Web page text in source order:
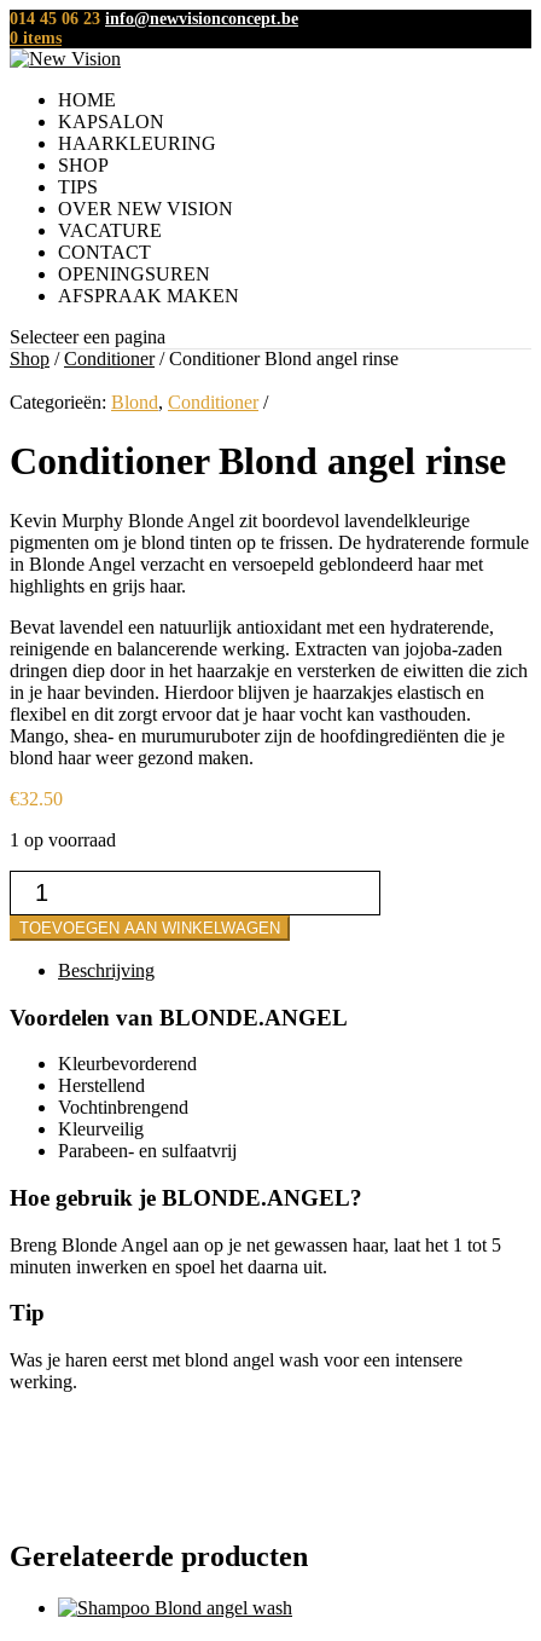
014 45 06 23 eb.tpecnocnoisivwen@ofni
0 items
HOME
KAPSALON
HAARKLEURING
SHOP
TIPS
OVER NEW VISION
VACATURE
CONTACT
OPENINGSUREN
AFSPRAAK MAKEN
Selecteer een pagina
Shop /Conditioner/ Conditioner Blond angel rinse
Categorieën: Blond, Conditioner
Conditioner Blond angel rinse
Kevin Murphy Blonde Angel zit boordevol lavendelkleurige
pigmenten om je blond tinten op te frissen. De hydraterende formule
in Blonde Angel verzacht en versoepeld geblondeerd haar met
highlights en grijs haar.
Bevat lavendel een natuurlijk antioxidant met een hydraterende,
reinigende en balancerende werking. Extracten van jojoba-zaden
dringen diep door in het haarzakje en versterken de eiwitten die zich
in je haar bevinden. Hierdoor blijven je haarzakjes elastisch en
flexibel en dit zorgt ervoor dat je haar vocht kan vasthouden.
Mango, shea- en murumuruboter zijn de hoofdingrediënten die je
blond haar weer gezond maken.
€32.50
1 op voorraad
Conditioner
Blond
angel
rinse
aantal
TOEVOEGEN AAN WINKELWAGEN
Beschrijving
Voordelen van BLONDE.ANGEL
Kleurbevorderend
Herstellend
Vochtinbrengend
Kleurveilig
Parabeen- en sulfaatvrij
Hoe gebruik je BLONDE.ANGEL?
Breng Blonde Angel aan op je net gewassen haar, laat het 1 tot 5
minuten inwerken en spoel het daarna uit.
Tip
Was je haren eerst met blond angel wash voor een intensere
werking.
Gerelateerde producten